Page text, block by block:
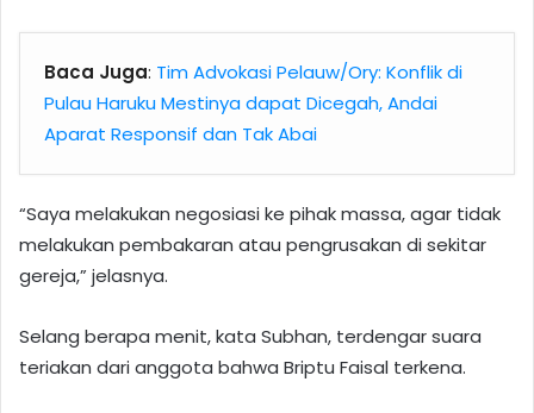
Baca Juga: Tim Advokasi Pelauw/Ory: Konflik di
Pulau Haruku Mestinya dapat Dicegah, Andai
Aparat Responsif dan Tak Abai
“Saya melakukan negosiasi ke pihak massa, agar tidak
melakukan pembakaran atau pengrusakan di sekitar
gereja,” jelasnya.
Selang berapa menit, kata Subhan, terdengar suara
teriakan dari anggota bahwa Briptu Faisal terkena.